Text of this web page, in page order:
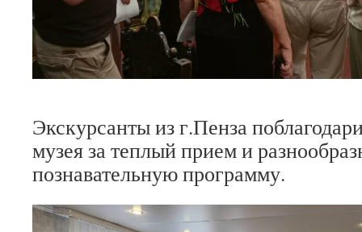
Экскурсанты из г.Пенза
музея за теплый прием и
познавательную программу.